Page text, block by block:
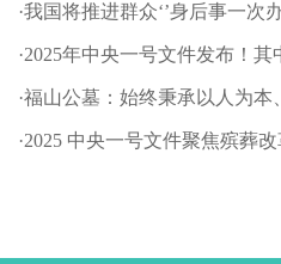
·我国将推进群众‘’身后事一次办
·2025年中央一号文件发布！
·福山公墓：始终秉承以人为
·2025 中央一号文件聚焦殡葬